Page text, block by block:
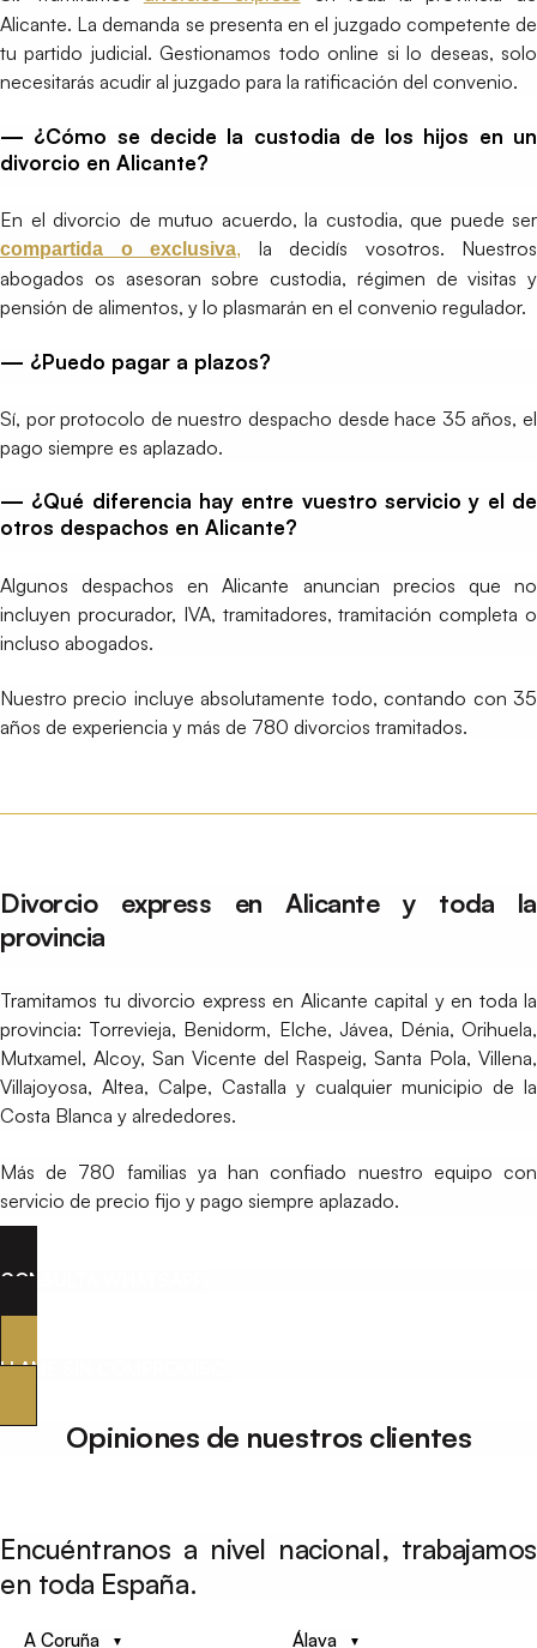
Alicante. La demanda se presenta en el juzgado competente de
tu partido judicial. Gestionamos todo online si lo deseas, solo
necesitarás acudir al juzgado para la ratificación del convenio.
— ¿Cómo se decide la custodia de los hijos en un
divorcio en Alicante?
En el divorcio de mutuo acuerdo, la custodia, que puede ser
compartida o exclusiva,
la decidís vosotros. Nuestros
abogados os asesoran sobre custodia, régimen de visitas y
pensión de alimentos, y lo plasmarán en el convenio regulador.
— ¿Puedo pagar a plazos?
Sí, por protocolo de nuestro despacho desde hace 35 años, el
pago siempre es aplazado.
— ¿Qué diferencia hay entre vuestro servicio y el de
otros despachos en Alicante?
Algunos despachos en Alicante anuncian precios que no
incluyen procurador, IVA, tramitadores, tramitación completa o
incluso abogados.
Nuestro precio incluye absolutamente todo, contando con 35
años de experiencia y más de 780 divorcios tramitados.
Divorcio express en Alicante y toda la
provincia
Tramitamos tu divorcio express en Alicante capital y en toda la
provincia: Torrevieja, Benidorm, Elche, Jávea, Dénia, Orihuela,
Mutxamel, Alcoy, San Vicente del Raspeig, Santa Pola, Villena,
Villajoyosa, Altea, Calpe, Castalla y cualquier municipio de la
Costa Blanca y alrededores.
Más de 780 familias ya han confiado nuestro equipo con
servicio de precio fijo y pago siempre aplazado.
CONSULTA WHATSAPP
LLAME SIN COMPROMISO
Opiniones de nuestros clientes
Encuéntranos a nivel nacional, trabajamos
en toda España.
A Coruña Álava